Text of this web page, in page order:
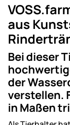
aus
Bei dieser
der
verstellen.
in Maßen